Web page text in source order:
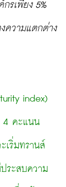
รเพียง 5%
ความแตกต่าง
index)
4 คะแนน
เริ่มทรานส์
ระสบความ